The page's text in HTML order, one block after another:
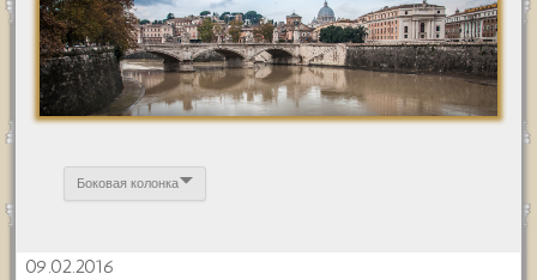
Боковая колонка
09.02.2016